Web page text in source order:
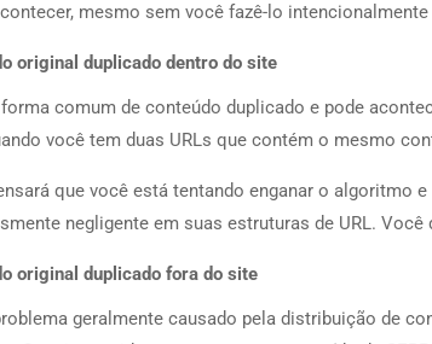
mesmo sem você fazê-lo
original duplicado dentro do site
comum de conteúdo duplicado e pode
você tem duas URLs que contém o mesmo
que você está tentando enganar o algoritmo
negligente em suas estruturas de URL.
original duplicado fora do site
geralmente causado pela distribuição de